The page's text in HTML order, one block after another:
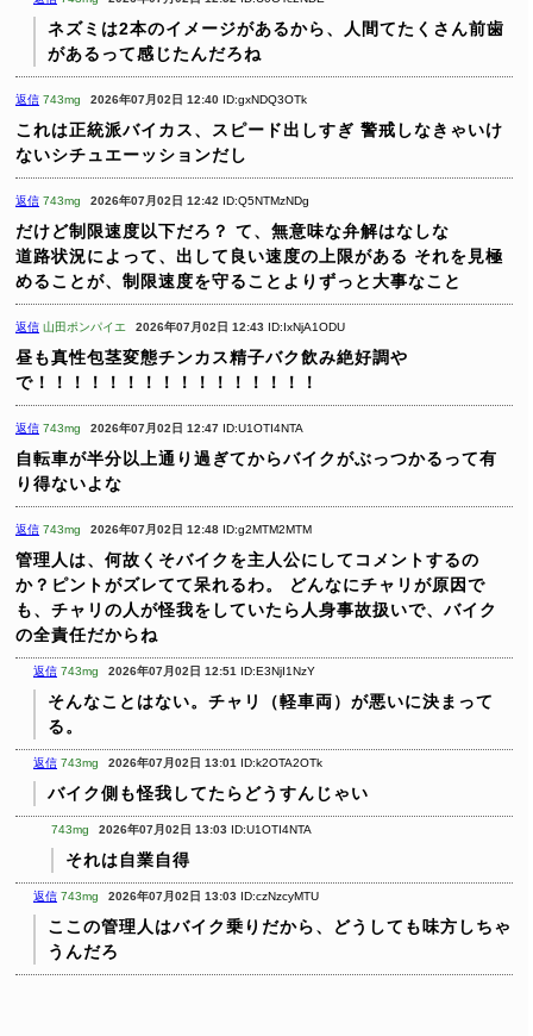
ネズミは2本のイメージがあるから、人間てたくさん前歯
があるって感じたんだろね
返信 743mg 2026年07月02日 12:40 ID:gxNDQ3OTk
これは正統派バイカス、スピード出しすぎ 警戒しなきゃいけ
ないシチュエーッションだし
返信 743mg 2026年07月02日 12:42 ID:Q5NTMzNDg
だけど制限速度以下だろ？ て、無意味な弁解はなしな
道路状況によって、出して良い速度の上限がある それを見極
めることが、制限速度を守ることよりずっと大事なこと
返信 山田ポンパイエ 2026年07月02日 12:43 ID:IxNjA1ODU
昼も真性包茎変態チンカス精子バク飲み絶好調や
で！！！！！！！！！！！！！！！！
返信 743mg 2026年07月02日 12:47 ID:U1OTI4NTA
自転車が半分以上通り過ぎてからバイクがぶっつかるって有
り得ないよな
返信 743mg 2026年07月02日 12:48 ID:g2MTM2MTM
管理人は、何故くそバイクを主人公にしてコメントするの
か？ピントがズレてて呆れるわ。
どんなにチャリが原因で
も、チャリの人が怪我をしていたら人身事故扱いで、バイク
の全責任だからね
返信 743mg 2026年07月02日 12:51 ID:E3NjI1NzY
そんなことはない。チャリ（軽車両）が悪いに決まって
る。
返信 743mg 2026年07月02日 13:01 ID:k2OTA2OTk
バイク側も怪我してたらどうすんじゃい
743mg 2026年07月02日 13:03 ID:U1OTI4NTA
それは自業自得
返信 743mg 2026年07月02日 13:03 ID:czNzcyMTU
ここの管理人はバイク乗りだから、どうしても味方しちゃ
うんだろ